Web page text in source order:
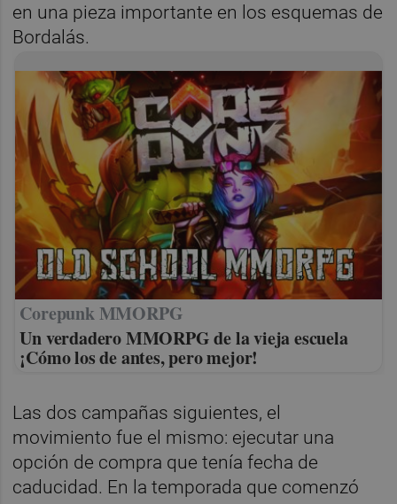
en una pieza importante en los esquemas de
Bordalás.
Corepunk MMORPG
Un verdadero MMORPG de la vieja escuela
¡Cómo los de antes, pero mejor!
Las dos campañas siguientes, el
movimiento fue el mismo: ejecutar una
opción de compra que tenía fecha de
caducidad. En la temporada que comenzó